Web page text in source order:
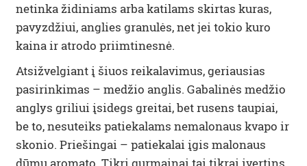
netinka židiniams arba katilams skirtas kuras,
pavyzdžiui, anglies granulės, net jei tokio kuro
kaina ir atrodo priimtinesnė.
Atsižvelgiant į šiuos reikalavimus, geriausias
pasirinkimas – medžio anglis. Gabalinės medžio
anglys griliui įsidegs greitai, bet rusens taupiai,
be to, nesuteiks patiekalams nemalonaus kvapo ir
skonio. Priešingai – patiekalai įgis malonaus